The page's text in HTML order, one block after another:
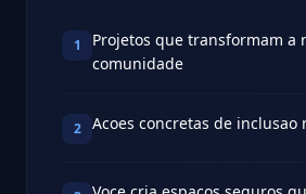
1
Projetos que transformam a
comunidade
2 Acoes concretas de inclusao